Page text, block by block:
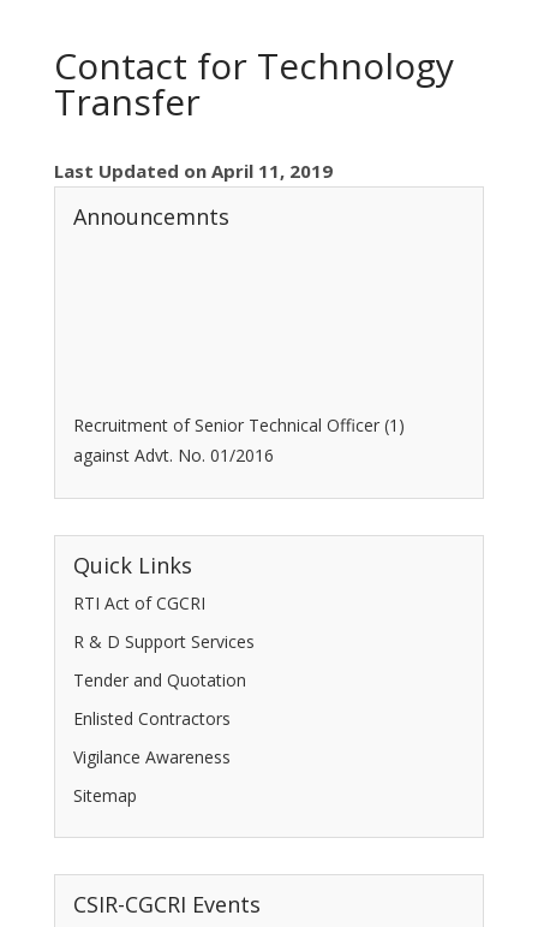
Contact for Technology
Transfer
Last Updated on April 11, 2019
Announcemnts
Recruitment of Senior Technical Officer (1)
against Advt. No. 01/2016
Quick Links
RTI Act of CGCRI
R & D Support Services
Tender and Quotation
Enlisted Contractors
Vigilance Awareness
Sitemap
CSIR-CGCRI Events